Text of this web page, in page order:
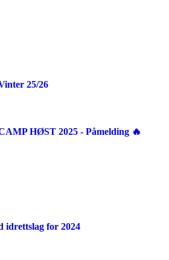
25/26
HØST 2025 - Påmelding 🔥
idrettslag for 2024